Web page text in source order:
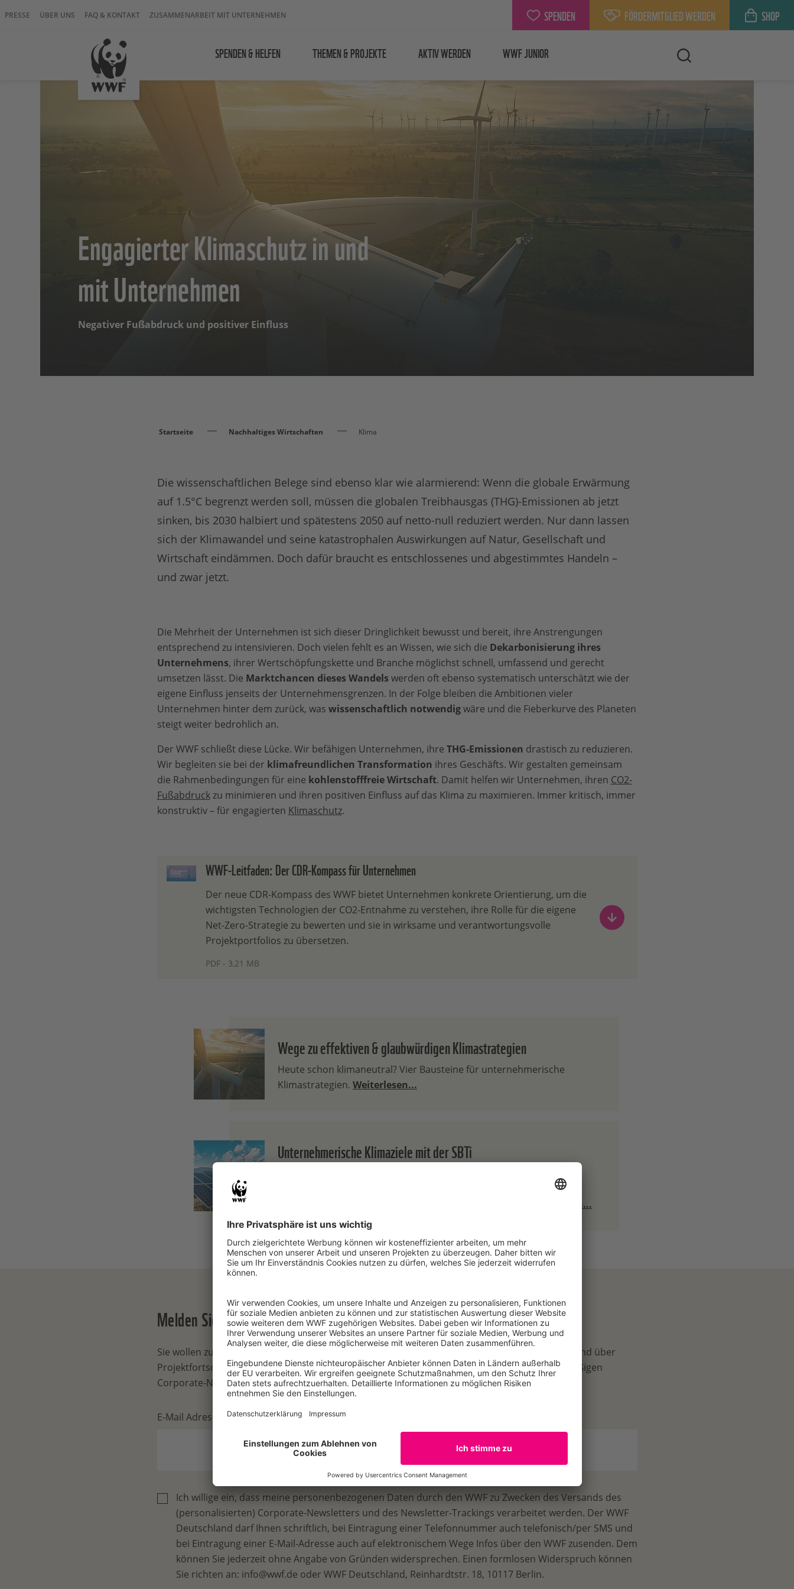
PRESSE ÜBER UNS FAQ & KONTAKT ZUSAMMENARBEIT MIT UNTERNEHMEN SPENDEN FÖRDERMITGLIED WERDEN SHOP
SPENDEN & HELFEN THEMEN & PROJEKTE AKTIV WERDEN WWF JUNIOR
Engagierter Klimaschutz in und
mit Unternehmen
Negativer Fußabdruck und positiver Einfluss
Startseite Nachhaltiges Wirtschaften Klima
Die wissenschaftlichen Belege sind ebenso klar wie alarmierend: Wenn die globale Erwärmung
auf 1.5°C begrenzt werden soll, müssen die globalen Treibhausgas (THG)-Emissionen ab jetzt
sinken, bis 2030 halbiert und spätestens 2050 auf netto-null reduziert werden. Nur dann lassen
sich der Klimawandel und seine katastrophalen Auswirkungen auf Natur, Gesellschaft und
Wirtschaft eindämmen. Doch dafür braucht es entschlossenes und abgestimmtes Handeln –
und zwar jetzt.
Die Mehrheit der Unternehmen ist sich dieser Dringlichkeit bewusst und bereit, ihre Anstrengungen
entsprechend zu intensivieren. Doch vielen fehlt es an Wissen, wie sich die Dekarbonisierung ihres
Unternehmens, ihrer Wertschöpfungskette und Branche möglichst schnell, umfassend und gerecht
umsetzen lässt. Die Marktchancen dieses Wandels werden oft ebenso systematisch unterschätzt wie der
eigene Einfluss jenseits der Unternehmensgrenzen. In der Folge bleiben die Ambitionen vieler
Unternehmen hinter dem zurück, was wissenschaftlich notwendigwäre und die Fieberkurve des Planeten
steigt weiter bedrohlich an.
Der WWF schließt diese Lücke. Wir befähigen Unternehmen, ihre THG-Emissionen drastisch zu reduzieren.
Wir begleiten sie bei der klimafreundlichen Transformation ihres Geschäfts. Wir gestalten gemeinsam
die Rahmenbedingungen für eine kohlenstofffreie Wirtschaft. Damit helfen wir Unternehmen, ihren CO2-
Fußabdruckzu minimieren und ihren positiven Einfluss auf das Klima zu maximieren. Immer kritisch, immer
konstruktiv – für engagierten Klimaschutz.
WWF-Leitfaden: Der CDR-Kompass für Unternehmen
Der neue CDR-Kompass des WWF bietet Unternehmen konkrete Orientierung, um die
wichtigsten Technologien der CO2-Entnahme zu verstehen, ihre Rolle für die eigene
Net-Zero-Strategie zu bewerten und sie in wirksame und verantwortungsvolle
Projektportfolios zu übersetzen.
PDF - 3,21 MB
Wege zu effektiven & glaubwürdigen Klimastrategien
Heute schon klimaneutral? Vier Bausteine für unternehmerische
Klimastrategien. Weiterlesen...
Unternehmerische Klimaziele mit der SBTi
erkannt, dass ambitionierter Klimaschutz mehr ist als Ökostrom zu
Weiterlesen...
Melden Sie sich jetzt zum Corporate-Newsletter an!
Sie wollen zum Thema "Zusammenarbeit mit Unternehmen" gern auf dem Laufenden bleiben und über
Projektfortschritte und Erfolge informiert werden? Dann abonnieren Sie jetzt unseren regelmäßigen
Corporate-Newsletter!
E-Mail Adresse
Ich willige ein, dass meine personenbezogenen Daten durch den WWF zu Zwecken des Versands des
(personalisierten) Corporate-Newsletters und des Newsletter-Trackings verarbeitet werden. Der WWF
Deutschland darf Ihnen schriftlich, bei Eintragung einer Telefonnummer auch telefonisch/per SMS und
bei Eintragung einer E-Mail-Adresse auch auf elektronischem Wege Infos über den WWF zusenden. Dem
können Sie jederzeit ohne Angabe von Gründen widersprechen. Einen formlosen Widerspruch können
Sie richten an: info@wwf.de oder WWF Deutschland, Reinhardtstr. 18, 10117 Berlin.